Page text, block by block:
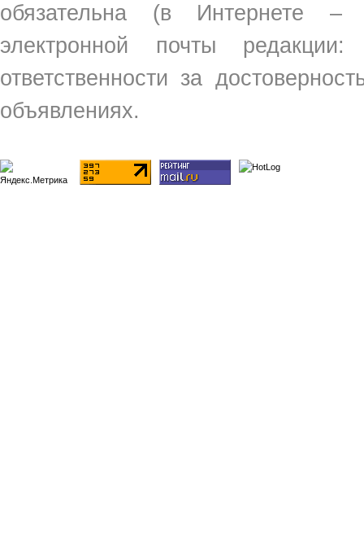
обязательна (в Интернете
электронной почты
ответственности за
объявлениях.